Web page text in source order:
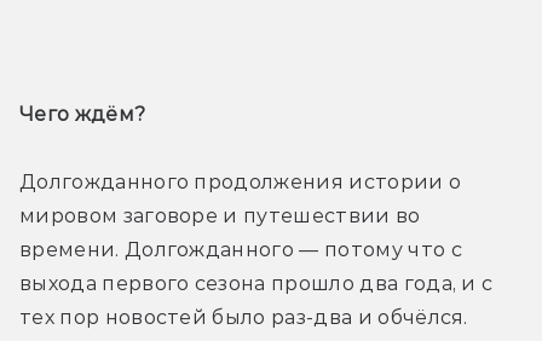
Чего ждём?
Долгожданного продолжения истории о
мировом заговоре и путешествии во
времени. Долгожданного — потому что с
выхода первого сезона прошло два года, и с
тех пор новостей было раз-два и обчёлся.